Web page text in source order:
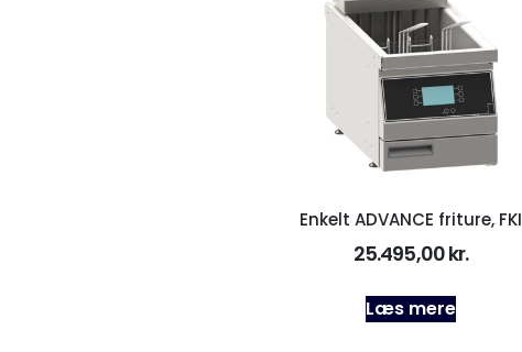
Enkelt ADVANCE friture, FKI
25.495,00kr.
Læs mere